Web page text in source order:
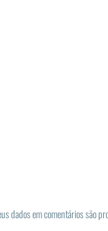
dados em comentários são